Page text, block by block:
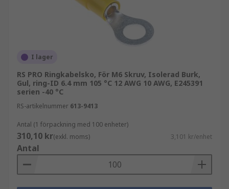
I lager
RS PRO Ringkabelsko, För M6 Skruv, Isolerad Burk,
Gul, ring-ID 6.4 mm 105 °C 12 AWG 10 AWG, E245391
serien -40 °C
RS-artikelnummer 613-9413
Antal (1 förpackning med 100 enheter)
310,10 kr(exkl. moms) 3,101 kr/enhet
Antal